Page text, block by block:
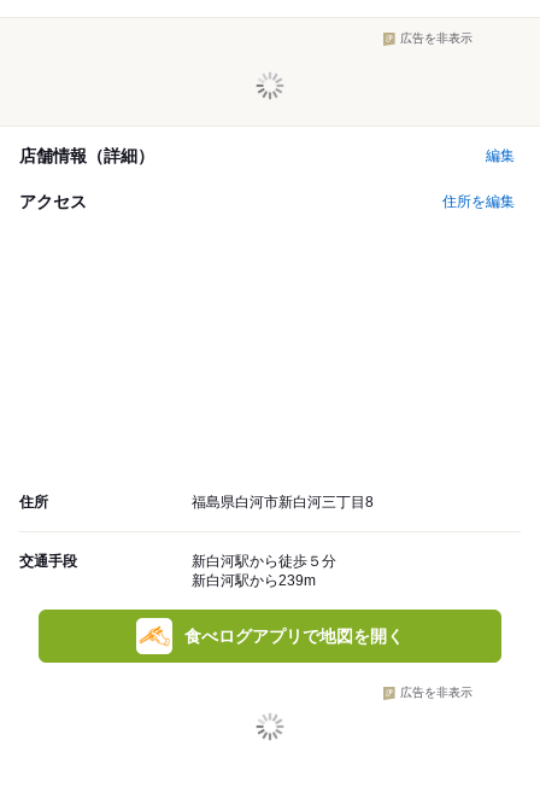
広告を非表示
店舗情報（詳細） 編集
アクセス 住所を編集
住所 福島県白河市新白河三丁目8
交通手段
新白河駅から徒歩５分
新白河駅から239m
食べログアプリで地図を開く
広告を非表示